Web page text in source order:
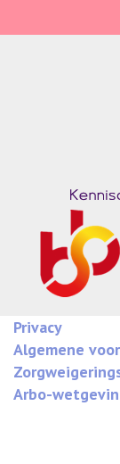
Privacy
Algemene
Arbo-